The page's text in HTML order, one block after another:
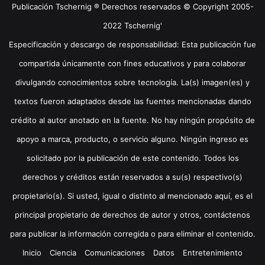
Publicación Tschernig ® Derechos reservados © Copyright 2005-
2022 Tschernig'
Especificación y descargo de responsabilidad: Esta publicación fue
compartida únicamente con fines educativos y para colaborar
divulgando conocimientos sobre tecnología. La(s) imagen(es) y
textos fueron adaptados desde las fuentes mencionadas dando
crédito al autor anotado en la fuente. No hay ningún propósito de
apoyo a marca, producto, o servicio alguno. Ningún ingreso es
solicitado por la publicación de este contenido. Todos los
derechos y créditos están reservados a su(s) respectivo(s)
propietario(s). Si usted, igual o distinto al mencionado aquí, es el
principal propietario de derechos de autor y otros, contáctenos
para publicar la información corregida o para eliminar el contenido.
Inicio
Ciencia Comunicaciones Datos Entretenimiento